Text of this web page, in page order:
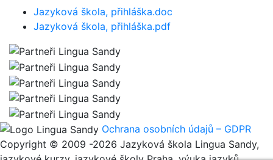
Jazyková škola, přihláška.doc
Jazyková škola, přihláška.pdf
Ochrana osobních údajů – GDPR
Copyright © 2009 -2026 Jazyková škola Lingua Sandy,